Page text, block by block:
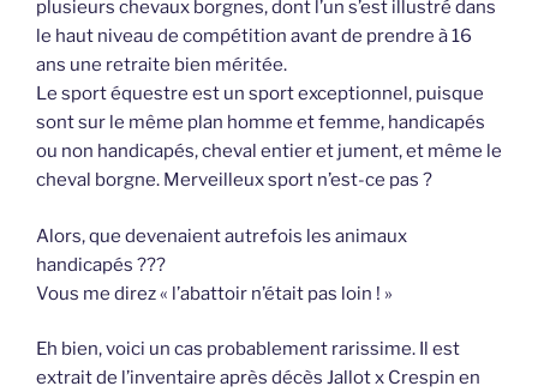
plusieurs chevaux borgnes, dont l’un s’est illustré dans
le haut niveau de compétition avant de prendre à 16
ans une retraite bien méritée.
Le sport équestre est un sport exceptionnel, puisque
sont sur le même plan homme et femme, handicapés
ou non handicapés, cheval entier et jument, et même le
cheval borgne. Merveilleux sport n’est-ce pas ?
Alors, que devenaient autrefois les animaux
handicapés ???
Vous me direz « l’abattoir n’était pas loin ! »
Eh bien, voici un cas probablement rarissime. Il est
extrait de l’inventaire après décès Jallot x Crespin en